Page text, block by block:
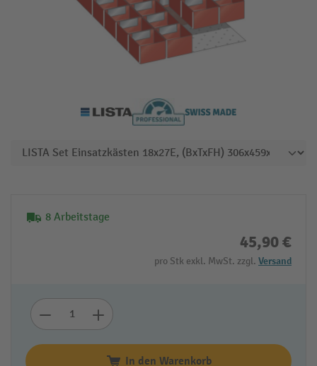
8 Arbeitstage
45,90 €
pro Stk exkl. MwSt. zzgl. Versand
In den Warenkorb